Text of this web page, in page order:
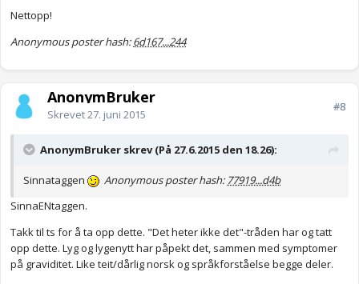
Nettopp!
Anonymous poster hash:6d167...244
AnonymBruker
Skrevet27. juni 2015
#8
AnonymBruker skrev (På 27.6.2015 den 18.26):
Sinnataggen Anonymous poster hash: 77919...d4b
SinnaENtaggen.
Takk til ts for å ta opp dette. "Det heter ikke det"-tråden har og tatt
opp dette. Lyg og lygenytt har påpekt det, sammen med symptomer
på graviditet. Like teit/dårlig norsk og språkforståelse begge deler.